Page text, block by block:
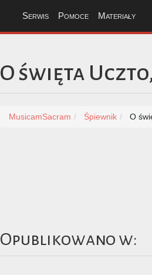
Serwis Pomoce Materiały
O święta
MusicamSacram Śpiewnik O
Opublikowano w: